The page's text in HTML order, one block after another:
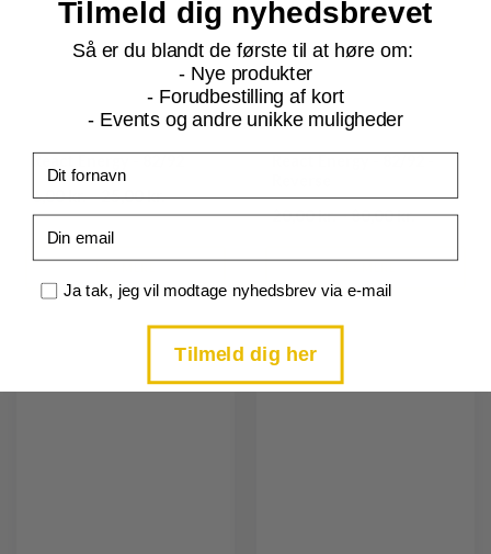
6,00 kr. – 25,00 kr.
20,00 kr. – 80,00 kr.
Tilføj til
Tilføj til
Tilmeld dig nyhedsbrevet
Så er du blandt de første til at høre om:
- Nye produkter
- Forudbestilling af kort
- Events og andre unikke muligheder
Samtykke
Ja tak, jeg vil modtage nyhedsbrev via e-mail
Tilmeld dig her